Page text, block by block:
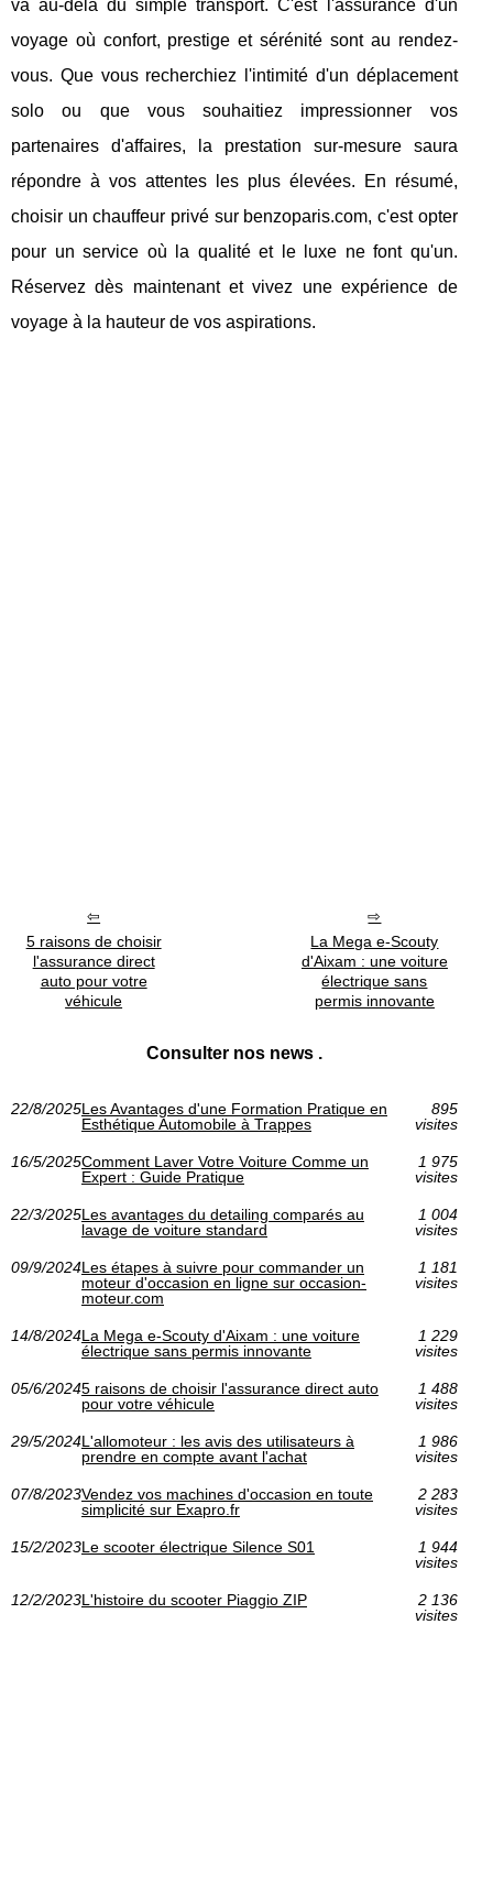
va au-delà du simple transport. C'est l'assurance d'un
voyage où confort, prestige et sérénité sont au rendez-
vous. Que vous recherchiez l'intimité d'un déplacement
solo ou que vous souhaitiez impressionner vos
partenaires d'affaires, la prestation sur-mesure saura
répondre à vos attentes les plus élevées. En résumé,
choisir un chauffeur privé sur benzoparis.com, c'est opter
pour un service où la qualité et le luxe ne font qu'un.
Réservez dès maintenant et vivez une expérience de
voyage à la hauteur de vos aspirations.
5 raisons de choisir
l'assurance direct
auto pour votre
véhicule
La Mega e-Scouty
d'Aixam : une voiture
électrique sans
permis innovante
Consulter nos news .
22/8/2025Les Avantages d'une Formation Pratique en
Esthétique Automobile à Trappes
895
visites
16/5/2025Comment Laver Votre Voiture Comme un
Expert : Guide Pratique
1 975
visites
22/3/2025Les avantages du detailing comparés au
lavage de voiture standard
1 004
visites
09/9/2024Les étapes à suivre pour commander un
moteur d'occasion en ligne sur occasion-
moteur.com
1 181
visites
14/8/2024La Mega e-Scouty d'Aixam : une voiture
électrique sans permis innovante
1 229
visites
05/6/20245 raisons de choisir l'assurance direct auto
pour votre véhicule
1 488
visites
29/5/2024L'allomoteur : les avis des utilisateurs à
prendre en compte avant l'achat
1 986
visites
07/8/2023Vendez vos machines d'occasion en toute
simplicité sur Exapro.fr
2 283
visites
15/2/2023Le scooter électrique Silence S01
1 944
visites
12/2/2023L'histoire du scooter Piaggio ZIP
2 136
visites